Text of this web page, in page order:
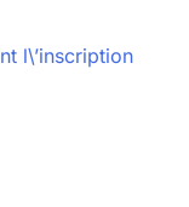
l\’inscription